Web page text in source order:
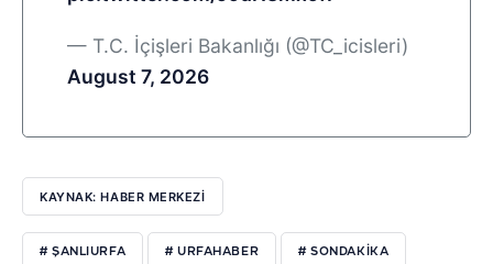
— T.C. İçişleri Bakanlığı (@TC_icisleri)
August 7, 2026
KAYNAK: HABER MERKEZI
# ŞANLIURFA # URFAHABER # SONDAKIKA